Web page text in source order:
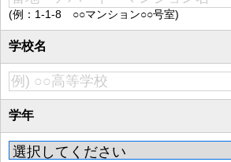
(例：1-1-8 ○○マンション○○号室)
学校名
学年